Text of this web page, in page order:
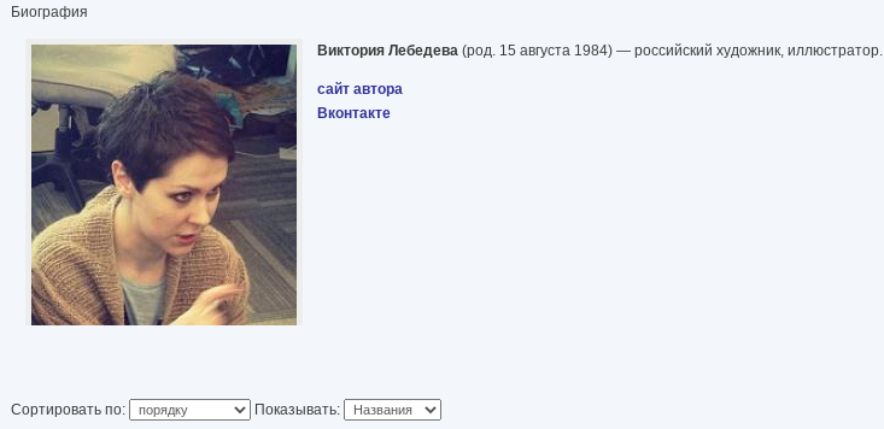
Биография
Виктория Лебедева (род. 15 августа 1984) — российский художник, иллюстратор.
сайт автора
Вконтакте
Сортировать по: Показывать: